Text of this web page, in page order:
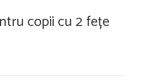
copii cu 2 fețe